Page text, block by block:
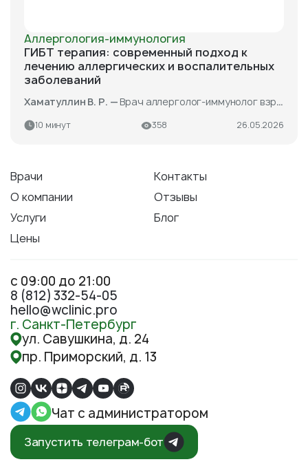
Аллергология-иммунология
ГИБТ терапия: современный подход к
лечению аллергических и воспалительных
заболеваний
Хаматуллин В. Р. — Врач аллерголог-иммунолог взрослый и детский, врач -педиатр
10 минут 358 26.05.2026
Врачи
Контакты
О компании
Отзывы
Услуги
Блог
Цены
с 09:00 до 21:00
8 (812) 332-54-05
hello@wclinic.pro
г. Санкт-Петербург
ул. Савушкина, д. 24
пр. Приморский, д. 13
Чат с администратором
Запустить телеграм-бот